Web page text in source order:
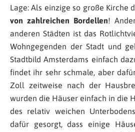
Lage: Als einzige so große Kirche
von zahlreichen Bordellen!
anderen Städten ist das
Wohngegenden der Stadt und
Stadtbild Amsterdams einfach
findet ihr sehr schmale, aber
Zoll zeitweise nach der
wurden die Häuser einfach in die
des relativ weichen
dafür gesorgt, dass einige